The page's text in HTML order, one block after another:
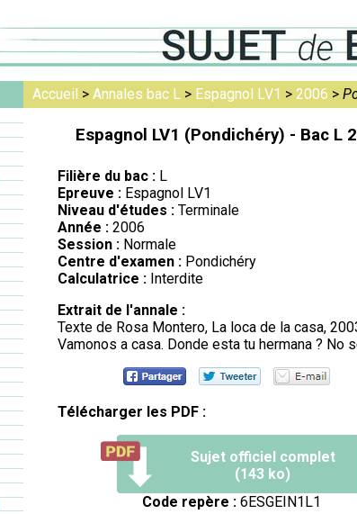
Accueil > Annales bac L > Espagnol LV1 > 2006 >
Espagnol LV1 (Pondichéry) - Bac L
Filière du bac : L
Epreuve : Espagnol LV1
Niveau d'études : Terminale
Année : 2006
Session : Normale
Centre d'examen : Pondichéry
Calculatrice : Interdite
Extrait de l'annale :
Texte de Rosa Montero, La loca de la casa,
Vamonos a casa. Donde esta tu hermana ? No
Télécharger les PDF :
Sujet officiel complet
(143 ko)
Code repère :6ESGEIN1L1